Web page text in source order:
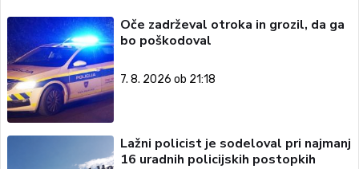
Oče zadrževal otroka in grozil, da ga
bo poškodoval
7. 8. 2026 ob 21:18
Lažni policist je sodeloval pri najmanj
16 uradnih policijskih postopkih